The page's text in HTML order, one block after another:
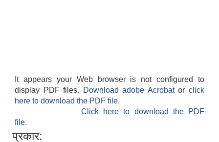
It appears your Web browser is not configured to
display PDF files.
Download adobe Acrobatorclick
here to download the PDF file.
Click here to download the PDF
file.
प्रकार: